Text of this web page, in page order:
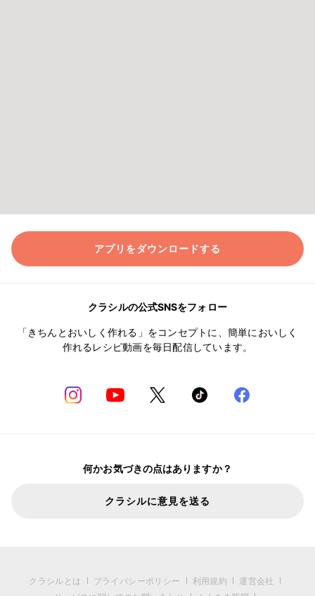
アプリをダウンロードする
クラシルの公式SNSをフォロー
「きちんとおいしく作れる」をコンセプトに、簡単においしく
作れるレシピ動画を毎日配信しています。
何かお気づきの点はありますか？
クラシルに意見を送る
クラシルとは プライバシーポリシー 利用規約
運営会社